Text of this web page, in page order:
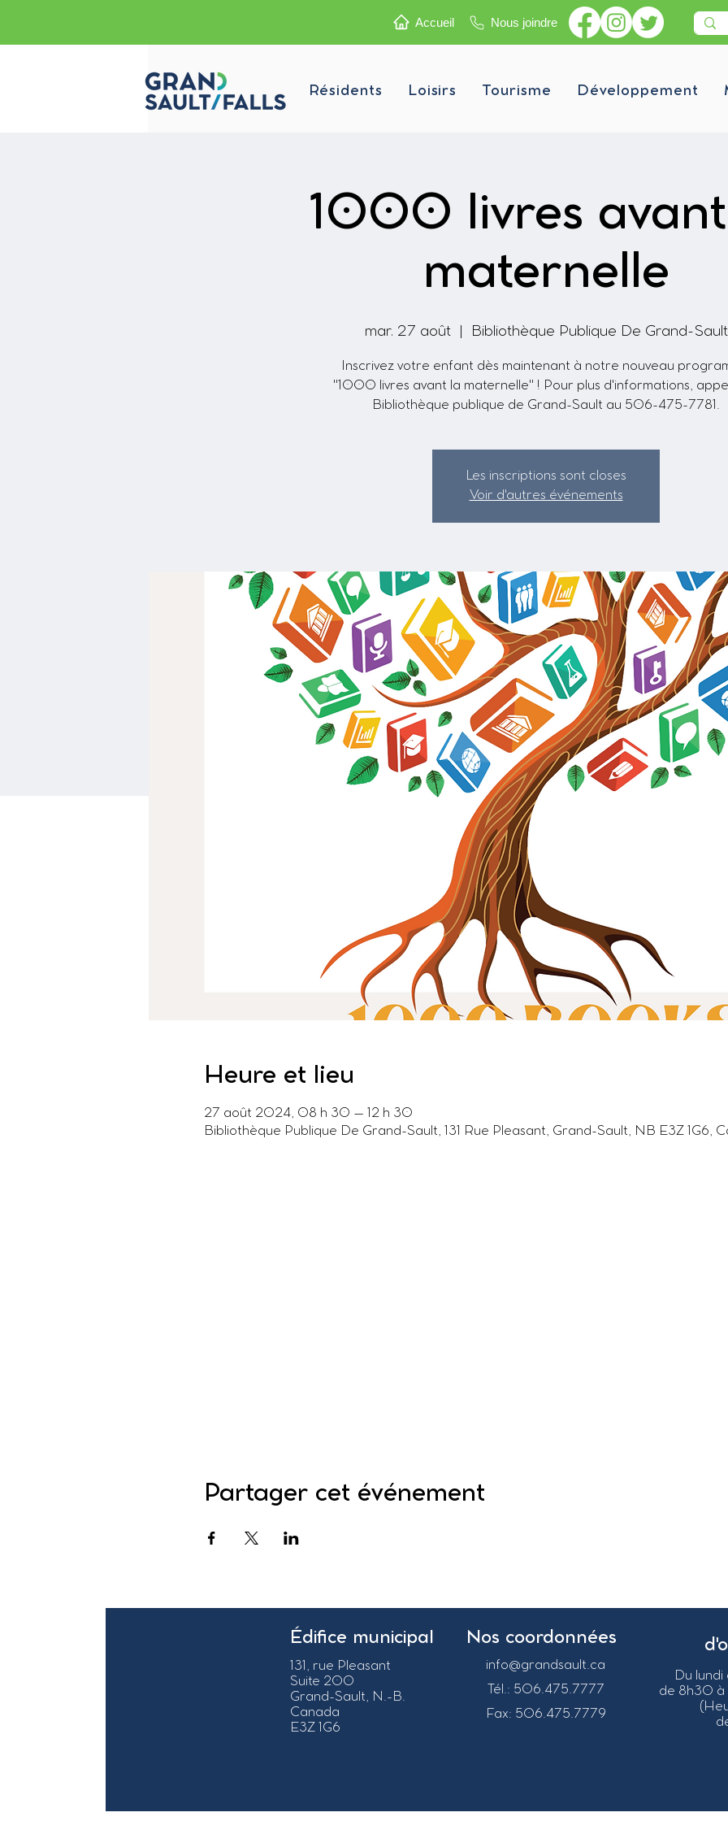
Accueil Nous joindre
Résidents Loisirs Tourisme Développement
1000 livres
maternelle
mar. 27 août
  |
Bibliothèque Publique De Grand-Sault
Inscrivez votre enfant dès maintenant à notre nouveau
"1000 livres avant la maternelle" ! Pour plus d'informations,
Bibliothèque publique de Grand-Sault au 506-475-7781.
Les inscriptions sont closes
Voir d'autres événements
Heure et lieu
27 août 2024, 08 h 30 – 12 h 30
Bibliothèque Publique De Grand-Sault, 131 Rue Pleasant, Grand-Sault, NB E3Z 1G6,
Partager cet événement
Édifice municipal
131, rue Pleasant
Suite 200
Grand-Sault, N.-B.
Canada
E3Z 1G6
Nos coordonnées
info@grandsault.ca
Tél.: 506.475.7777
Fax: 506.475.7779
Du lundi
de 8h30 à